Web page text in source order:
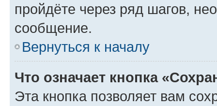
пройдёте через ряд шагов,
сообщение.
Вернуться к началу
Что означает кнопка
Эта кнопка позволяет вам